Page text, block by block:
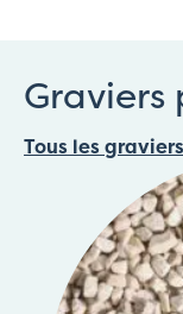
Tous les